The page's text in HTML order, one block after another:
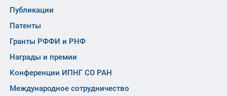
Публикации
Патенты
Гранты РФФИ и РНФ
Награды и премии
Конференции ИПНГ СО РАН
Международное сотрудничество